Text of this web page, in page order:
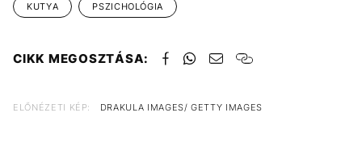
KUTYA PSZICHOLÓGIA
CIKK MEGOSZTÁSA:
ELŐNÉZETI KÉP: DRAKULA IMAGES/ GETTY IMAGES